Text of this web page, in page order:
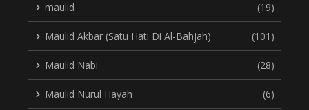
maulid (19)
Maulid Akbar (Satu Hati Di Al-Bahjah) (101)
Maulid Nabi (28)
Maulid Nurul Hayah (6)